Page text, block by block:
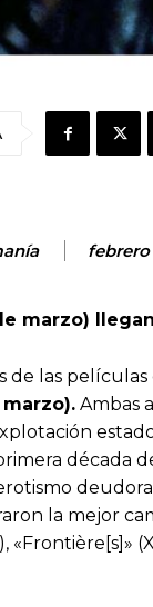
febrero
marzo)
de las
Ambas
década
la mejor